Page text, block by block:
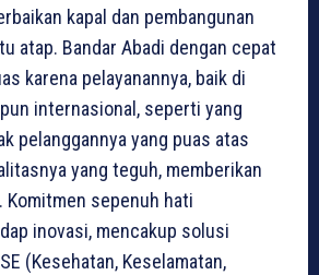
kapal dan pembangunan
atap. Bandar Abadi dengan cepat
karena pelayanannya, baik di
internasional, seperti yang
pelanggannya yang puas atas
yang teguh, memberikan
Komitmen sepenuh hati
inovasi, mencakup solusi
(Kesehatan, Keselamatan,